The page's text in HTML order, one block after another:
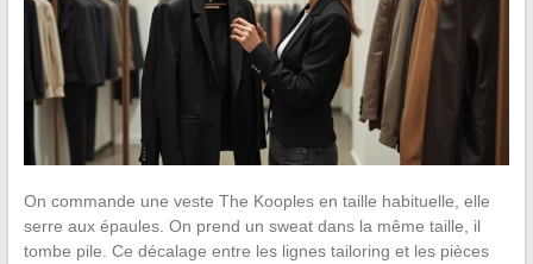
On commande une veste The Kooples en taille habituelle, elle
serre aux épaules. On prend un sweat dans la même taille, il
tombe pile. Ce décalage entre les lignes tailoring et les pièces